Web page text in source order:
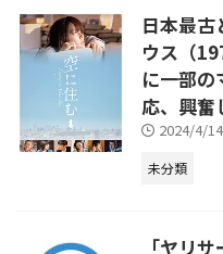
日本最古
ウス（
に一部の
応、興奮
2024/4/14
未分類
「ヤリ